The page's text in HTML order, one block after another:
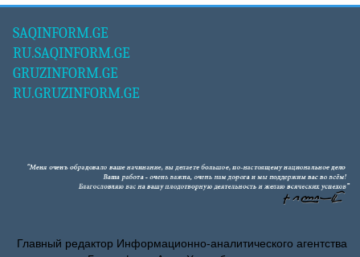
SAQINFORM.GE
RU.SAQINFORM.GE
GRUZINFORM.GE
RU.GRUZINFORM.GE
Главный редактор Информационно-аналитического агентства